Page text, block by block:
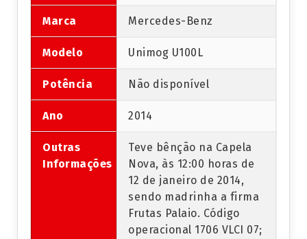
Marca Mercedes-Benz
Modelo Unimog U100L
Potência Não disponível
Ano 2014
Outras
Informações
Teve bênção na Capela
Nova, às 12:00 horas de
12 de janeiro de 2014,
sendo madrinha a firma
Frutas Palaio. Código
operacional 1706 VLCI 07;